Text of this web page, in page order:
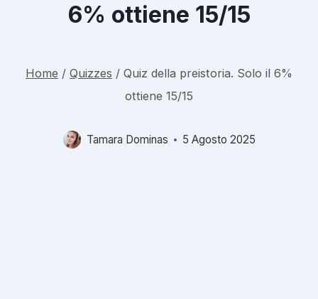
6% ottiene 15/15
Home / Quizzes / Quiz della preistoria. Solo il 6%
ottiene 15/15
Tamara Dominas 5 Agosto 2025